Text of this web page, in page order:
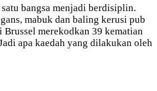
bangsa menjadi berdisiplin.
mabuk dan baling kerusi pub
merekodkan 39 kematian
apa kaedah yang dilakukan oleh